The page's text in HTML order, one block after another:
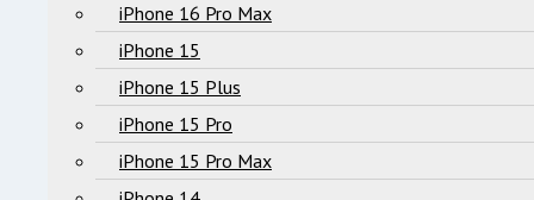
iPhone 16 Pro Max
iPhone 15
iPhone 15 Plus
iPhone 15 Pro
iPhone 15 Pro Max